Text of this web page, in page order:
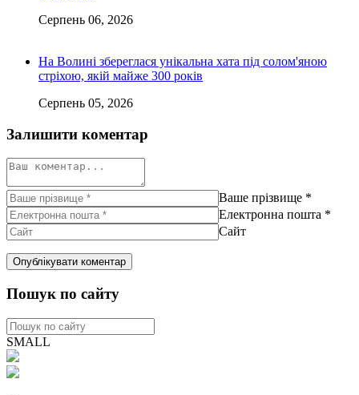
Серпень 06, 2026
На Волині збереглася унікальна хата під солом'яною
стріхою, якій майже 300 років
Серпень 05, 2026
Залишити коментар
Ваше прізвище *
Електронна пошта *
Сайт
Пошук по сайту
SMALL